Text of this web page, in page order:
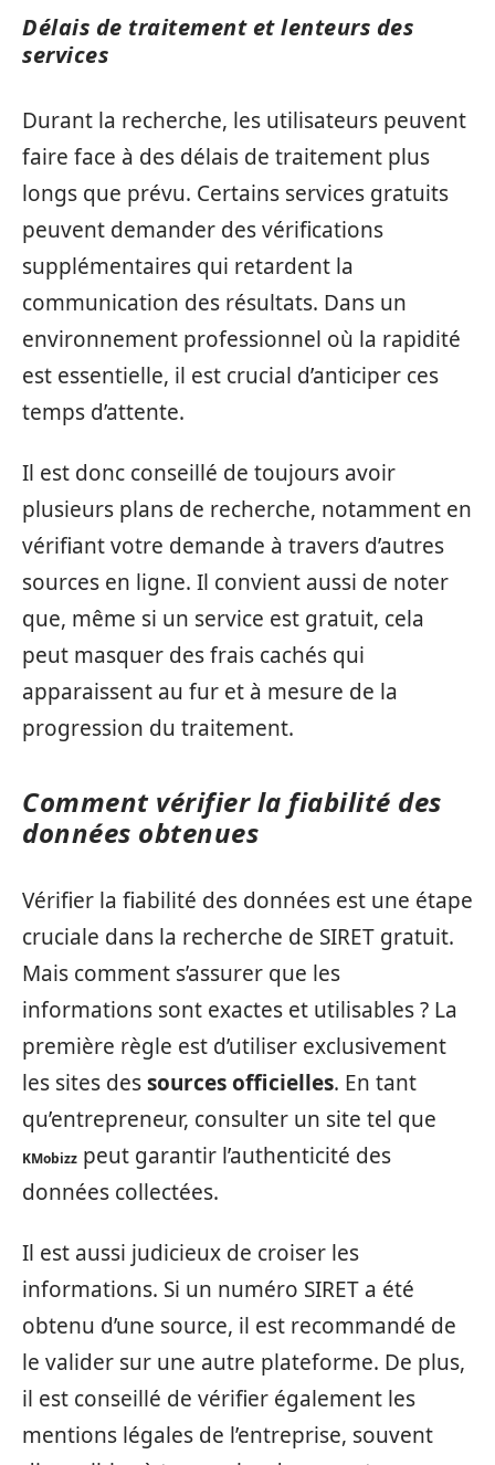
Délais de traitement et lenteurs des
services
Durant la recherche, les utilisateurs peuvent
faire face à des délais de traitement plus
longs que prévu. Certains services gratuits
peuvent demander des vérifications
supplémentaires qui retardent la
communication des résultats. Dans un
environnement professionnel où la rapidité
est essentielle, il est crucial d’anticiper ces
temps d’attente.
Il est donc conseillé de toujours avoir
plusieurs plans de recherche, notamment en
vérifiant votre demande à travers d’autres
sources en ligne. Il convient aussi de noter
que, même si un service est gratuit, cela
peut masquer des frais cachés qui
apparaissent au fur et à mesure de la
progression du traitement.
Comment vérifier la fiabilité des
données obtenues
Vérifier la fiabilité des données est une étape
cruciale dans la recherche de SIRET gratuit.
Mais comment s’assurer que les
informations sont exactes et utilisables ? La
première règle est d’utiliser exclusivement
les sites dessources officielles. En tant
qu’entrepreneur, consulter un site tel que
KMobizz peut garantir l’authenticité des
données collectées.
Il est aussi judicieux de croiser les
informations. Si un numéro SIRET a été
obtenu d’une source, il est recommandé de
le valider sur une autre plateforme. De plus,
il est conseillé de vérifier également les
mentions légales de l’entreprise, souvent